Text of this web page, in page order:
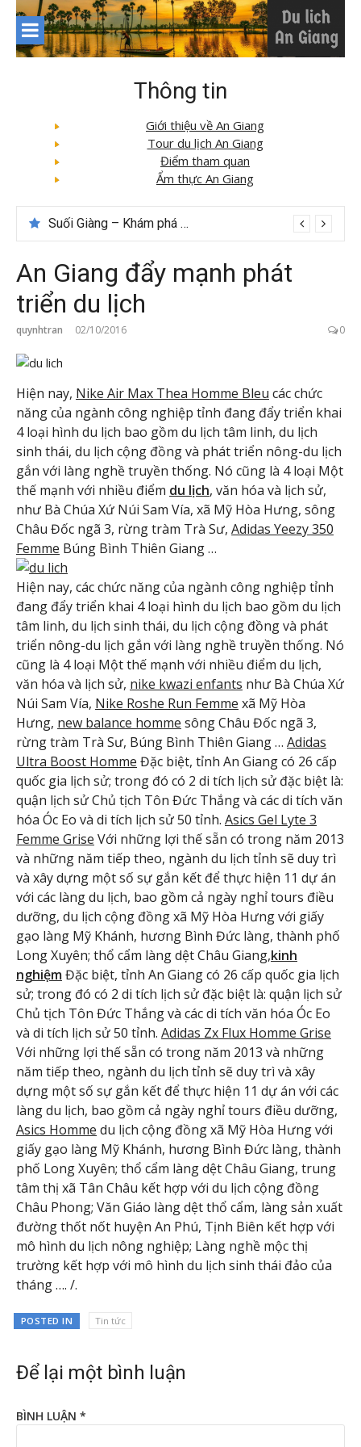
Skip
content
Thông tin
Giới thiệu về An Giang
Tour du lịch An Giang
Điểm tham quan
Ẩm thực An Giang
Suối Giàng – Khám phá “miền chè” nổi tiếng Tây Bắc
An Giang đẩy mạnh phát
triển du lịch
quynhtran 02/10/2016 0
Hiện nay, Nike Air Max Thea Homme Bleu các chức
năng của ngành công nghiệp tỉnh đang đẩy triển khai
4 loại hình du lịch bao gồm du lịch tâm linh, du lịch
sinh thái, du lịch cộng đồng và phát triển nông-du lịch
gắn với làng nghề truyền thống. Nó cũng là 4 loại Một
thế mạnh với nhiều điểm du lịch, văn hóa và lịch sử,
như Bà Chúa Xứ Núi Sam Vía, xã Mỹ Hòa Hưng, sông
Châu Đốc ngã 3, rừng tràm Trà Sư, Adidas Yeezy 350
Femme Búng Bình Thiên Giang …
Hiện nay, các chức năng của ngành công nghiệp tỉnh
đang đẩy triển khai 4 loại hình du lịch bao gồm du lịch
tâm linh, du lịch sinh thái, du lịch cộng đồng và phát
triển nông-du lịch gắn với làng nghề truyền thống. Nó
cũng là 4 loại Một thế mạnh với nhiều điểm du lịch,
văn hóa và lịch sử, nike kwazi enfants như Bà Chúa Xứ
Núi Sam Vía, Nike Roshe Run Femme xã Mỹ Hòa
Hưng, new balance homme sông Châu Đốc ngã 3,
rừng tràm Trà Sư, Búng Bình Thiên Giang … Adidas
Ultra Boost Homme Đặc biệt, tỉnh An Giang có 26 cấp
quốc gia lịch sử; trong đó có 2 di tích lịch sử đặc biệt là:
quận lịch sử Chủ tịch Tôn Đức Thắng và các di tích văn
hóa Óc Eo và di tích lịch sử 50 tỉnh. Asics Gel Lyte 3
Femme Grise Với những lợi thế sẵn có trong năm 2013
và những năm tiếp theo, ngành du lịch tỉnh sẽ duy trì
và xây dựng một số sự gắn kết để thực hiện 11 dự án
với các làng du lịch, bao gồm cả ngày nghỉ tours điều
dưỡng, du lịch cộng đồng xã Mỹ Hòa Hưng với giấy
gạo làng Mỹ Khánh, hương Bình Đức làng, thành phố
Long Xuyên; thổ cẩm làng dệt Châu Giang,kinh
nghiệmĐặc biệt, tỉnh An Giang có 26 cấp quốc gia lịch
sử; trong đó có 2 di tích lịch sử đặc biệt là: quận lịch sử
Chủ tịch Tôn Đức Thắng và các di tích văn hóa Óc Eo
và di tích lịch sử 50 tỉnh. Adidas Zx Flux Homme Grise
Với những lợi thế sẵn có trong năm 2013 và những
năm tiếp theo, ngành du lịch tỉnh sẽ duy trì và xây
dựng một số sự gắn kết để thực hiện 11 dự án với các
làng du lịch, bao gồm cả ngày nghỉ tours điều dưỡng,
Asics Homme du lịch cộng đồng xã Mỹ Hòa Hưng với
giấy gạo làng Mỹ Khánh, hương Bình Đức làng, thành
phố Long Xuyên; thổ cẩm làng dệt Châu Giang, trung
tâm thị xã Tân Châu kết hợp với du lịch cộng đồng
Châu Phong; Văn Giáo làng dệt thổ cẩm, làng sản xuất
đường thốt nốt huyện An Phú, Tịnh Biên kết hợp với
mô hình du lịch nông nghiệp; Làng nghề mộc thị
trường kết hợp với mô hình du lịch sinh thái đảo của
tháng …. /.
POSTED IN Tin tức
Để lại một bình luận
BÌNH LUẬN *